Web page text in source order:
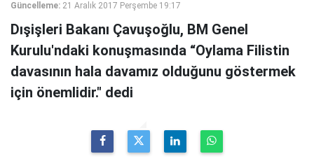
Güncelleme: 21 Aralık 2017 Perşembe 19:17
Dışişleri Bakanı Çavuşoğlu, BM Genel
Kurulu'ndaki konuşmasında “Oylama Filistin
davasının hala davamız olduğunu göstermek
için önemlidir." dedi